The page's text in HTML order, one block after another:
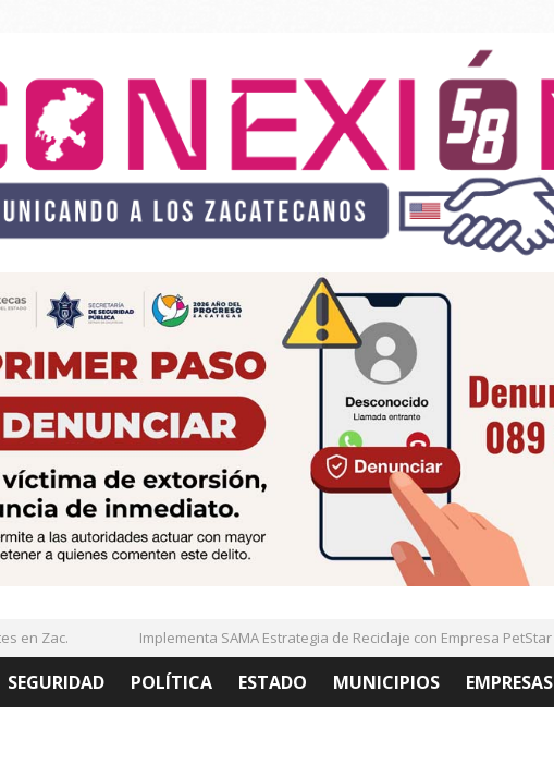
Zac. Implementa SAMA Estrategia de Reciclaje con Empresa PetStar
SEGURIDAD POLÍTICA ESTADO MUNICIPIOS EMPRESAS